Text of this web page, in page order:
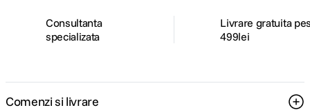
Consultanta
specializata
Livrare gratuita
499lei
Comenzi si livrare